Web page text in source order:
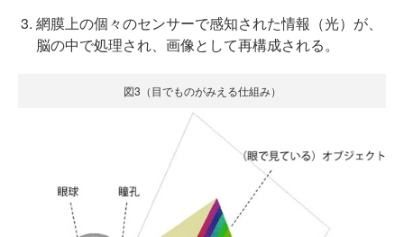
網膜上の個々のセンサーで感知された情報（光）が、
脳の中で処理され、画像として再構成される。
図3（目でものがみえる仕組み）